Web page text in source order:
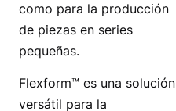
como para la producción
de piezas en series
pequeñas.
Flexform™ es una solución
versátil para la